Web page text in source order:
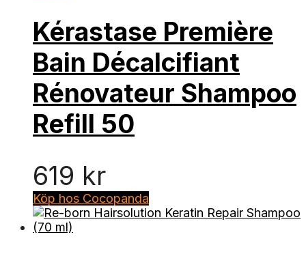
Kérastase Première
Bain Décalcifiant
Rénovateur Shampoo
Refill 50
619 kr
Köp hos Cocopanda